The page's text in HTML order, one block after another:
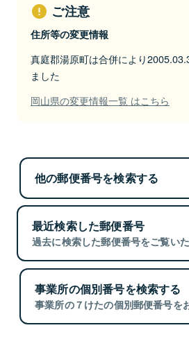
ご注意
住所等の変更情報
真庭郡湯原町は合併により
ました
岡山県の変更情報一覧 はこちら
他の郵便番号を検索する
最近検索した郵便番号
過去に検索した郵便番号をご覧いた
事業所の個別番号を検索する
事業所の７けたの個別郵便番号を